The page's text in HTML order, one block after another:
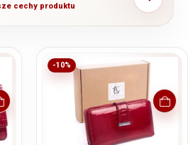
cechy produktu
-10%